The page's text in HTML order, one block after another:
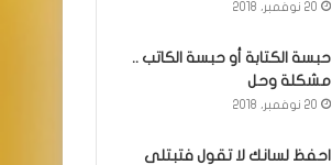
20 نوفمبر، 2018
حبسة الكتابة أو حبسة الكاتب ..
مشكلة وحل
20 نوفمبر، 2018
احفظ لسانك لا تقول فتبتلى